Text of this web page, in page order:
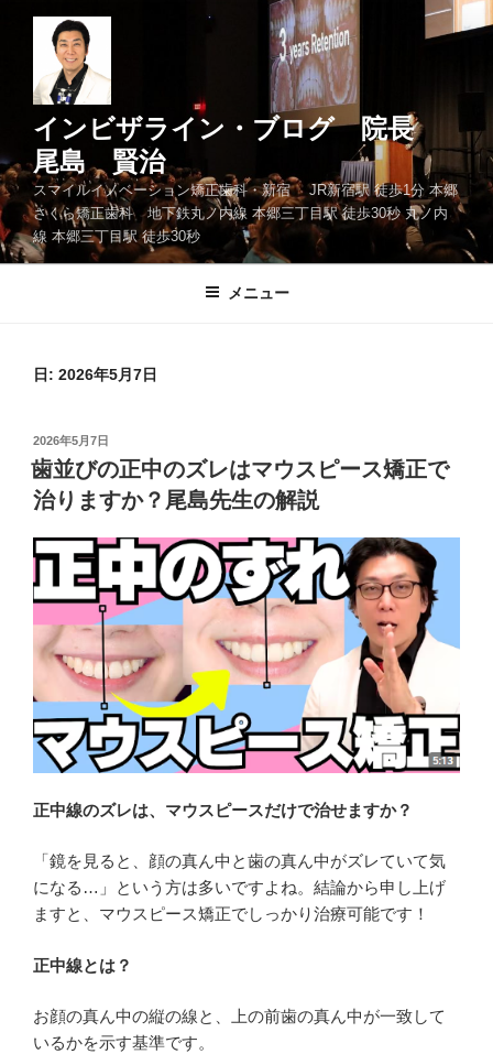
ス
キ
ッ
プ
インビザライン・ブログ 院長
尾島 賢治
スマイルイノベーション矯正歯科・新宿 JR新宿駅 徒歩1分 本郷
さくら矯正歯科 地下鉄丸ノ内線 本郷三丁目駅 徒歩30秒 丸ノ内
線 本郷三丁目駅 徒歩30秒
メニュー
日: 2026年5月7日
投
稿
日:
2026年5月7日
歯並びの正中のズレはマウスピース矯正で
治りますか？尾島先生の解説
正中線のズレは、マウスピースだけで治せますか？
「鏡を見ると、顔の真ん中と歯の真ん中がズレていて気
になる…」という方は多いですよね。結論から申し上げ
ますと、マウスピース矯正でしっかり治療可能です！
正中線とは？
お顔の真ん中の縦の線と、上の前歯の真ん中が一致して
いるかを示す基準です。